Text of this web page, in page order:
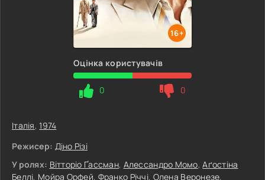
16+
Оцінка користувачів
0 0
Італія,1974
Режисер: Діно Різі
У ролях: Вітторіо Ґассман, Алессандро Момо,Аґостіна
Беллі, Мойра Орфей, Франко Річчі, Олена Веронезе,